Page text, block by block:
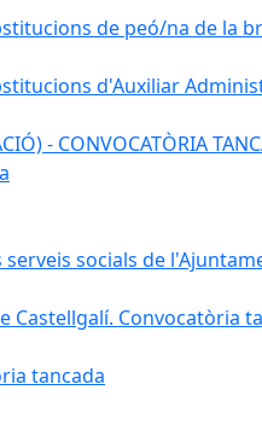
de peó/na de la
d'Auxiliar
- CONVOCATÒRIA
socials de
Castellgalí. Convocatòria
tancada